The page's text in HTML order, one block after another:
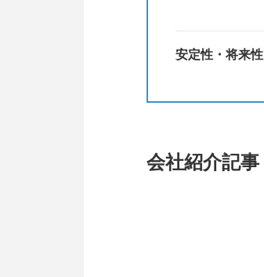
安定性・将来性
会社紹介記事